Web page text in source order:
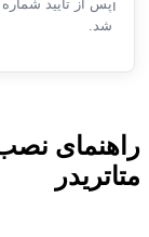
ℹ️پس از تایید
شد.
راهنمای نصب
متاتریدر